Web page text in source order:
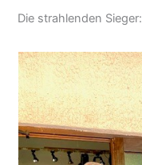
Die strahlenden Sieger: